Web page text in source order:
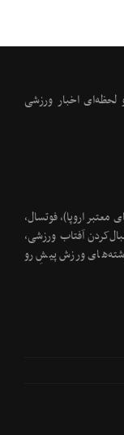
اخبار ورزشی
اروپا)، فوتسال،
آفتاب ورزشی،
ورزش پیشِ رو